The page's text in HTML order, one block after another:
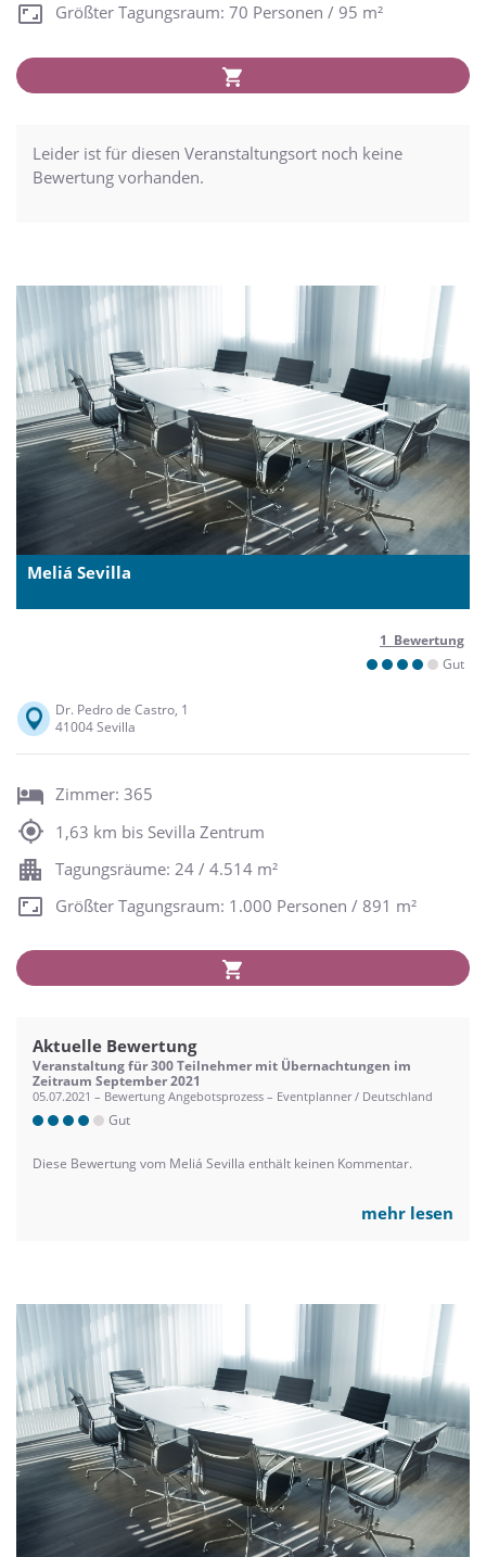
Größter Tagungsraum: 70 Personen / 95 m²
Leider ist für diesen Veranstaltungsort noch keine
Bewertung vorhanden.
Meliá Sevilla
1 Bewertung
Gut
Dr. Pedro de Castro, 1
41004 Sevilla
Zimmer: 365
1,63 km bis Sevilla Zentrum
Tagungsräume: 24 / 4.514 m²
Größter Tagungsraum: 1.000 Personen / 891 m²
Aktuelle Bewertung
Veranstaltung für 300 Teilnehmer mit Übernachtungen im
Zeitraum September 2021
05.07.2021 – Bewertung Angebotsprozess – Eventplanner / Deutschland
Gut
Diese Bewertung vom Meliá Sevilla enthält keinen Kommentar.
mehr lesen